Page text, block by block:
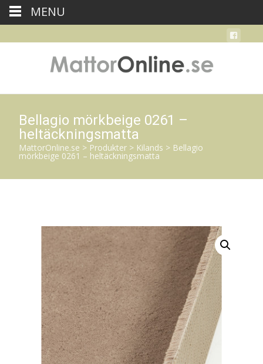
Bellagio mörkbeige 0261 –
heltäckningsmatta
MattorOnline.se > Produkter > Kilands > Bellagio
mörkbeige 0261 – heltäckningsmatta
MENU